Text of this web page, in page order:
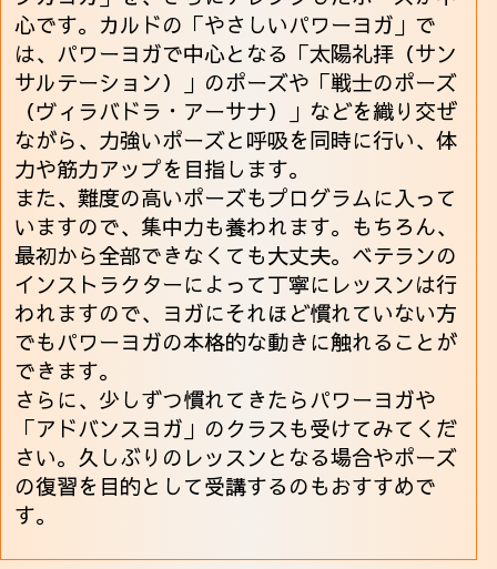
心です。カルドの「やさしいパワーヨガ」で
は、パワーヨガで中心となる「太陽礼拝（サン
サルテーション）」のポーズや「戦士のポーズ
（ヴィラバドラ・アーサナ）」などを織り交ぜ
ながら、力強いポーズと呼吸を同時に行い、体
力や筋力アップを目指します。
また、難度の高いポーズもプログラムに入って
いますので、集中力も養われます。もちろん、
最初から全部できなくても大丈夫。ベテランの
インストラクターによって丁寧にレッスンは行
われますので、ヨガにそれほど慣れていない方
でもパワーヨガの本格的な動きに触れることが
できます。
さらに、少しずつ慣れてきたらパワーヨガや
「アドバンスヨガ」のクラスも受けてみてくだ
さい。久しぶりのレッスンとなる場合やポーズ
の復習を目的として受講するのもおすすめで
す。